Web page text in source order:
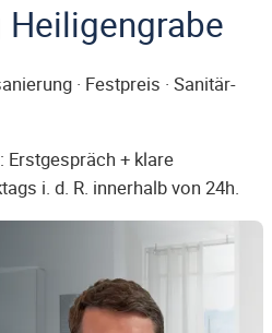
· Festpreis · Sanitär-
Erstgespräch + klare
i. d. R. innerhalb von 24h.